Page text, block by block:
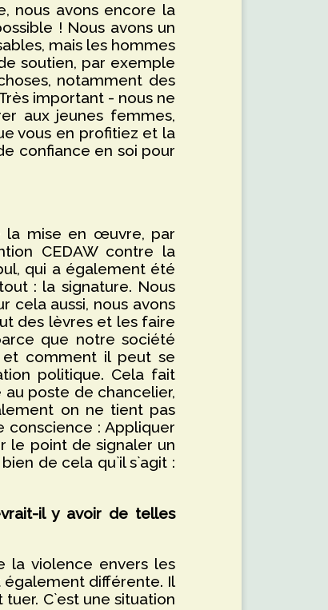
nous avons encore la
! Nous avons un
mais les hommes
soutien, par exemple
notamment des
important - nous ne
aux jeunes femmes,
vous en profitiez et la
confiance en soi pour
la mise en œuvre, par
CEDAW contre la
qui a également été
: la signature. Nous
cela aussi, nous avons
des lèvres et les faire
que notre société
comment il peut se
politique. Cela fait
poste de chancelier,
on ne tient pas
conscience : Appliquer
le point de signaler un
de cela qu`il s`agit :
il y avoir de telles
la violence envers les
également différente. Il
C`est une situation